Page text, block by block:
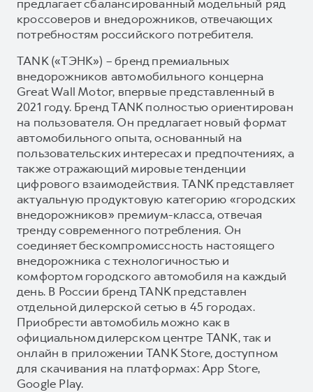
предлагает сбалансированный модельный ряд
кроссоверов и внедорожников, отвечающих
потребностям российского потребителя.
TANK («ТЭНК») – бренд премиальных
внедорожников автомобильного концерна
Great Wall Motor, впервые представленный в
2021 году. Бренд TANK полностью ориентирован
на пользователя. Он предлагает новый формат
автомобильного опыта, основанный на
пользовательских интересах и предпочтениях, а
также отражающий мировые тенденции
цифрового взаимодействия. TANK представляет
актуальную продуктовую категорию «городских
внедорожников» премиум-класса, отвечая
тренду современного потребления. Он
соединяет бескомпромиссность настоящего
внедорожника с технологичностью и
комфортом городского автомобиля на каждый
день. В России бренд TANK представлен
отдельной дилерской сетью в 45 городах.
Приобрести автомобиль можно как в
официальном дилерском центре TANK, так и
онлайн в приложении TANK Store, доступном
для скачивания на платформах: App Store,
Google Play.